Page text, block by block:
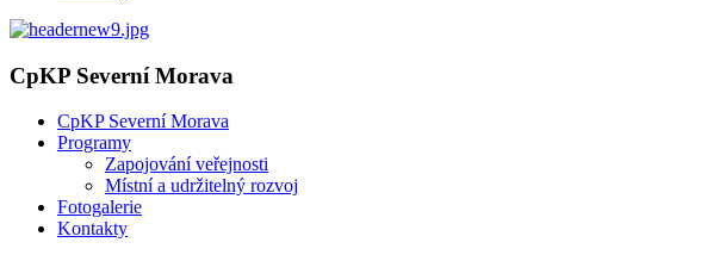
CpKP Severní Morava
CpKP Severní Morava
Programy
Zapojování veřejnosti
Místní a udržitelný rozvoj
Fotogalerie
Kontakty